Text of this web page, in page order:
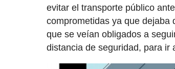
evitar el transporte público
comprometidas ya que dejaba
que se veían obligados a
distancia de seguridad, para ir